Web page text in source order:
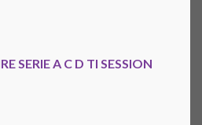
SERIE A C D TI SESSION